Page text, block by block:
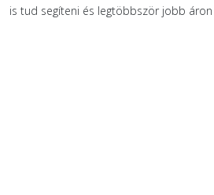
is tud segíteni és legtöbbször jobb